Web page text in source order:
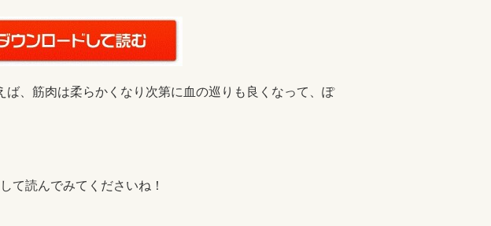
ば、筋肉は柔らかくなり次第に血の巡りも良くなって、ぽ
て読んでみてくださいね！